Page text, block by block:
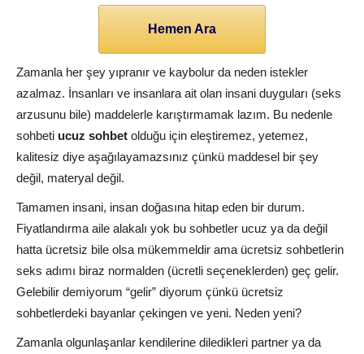
Hemen Ara
Zamanla her şey yıpranır ve kaybolur da neden istekler
azalmaz. İnsanları ve insanlara ait olan insani duyguları (seks
arzusunu bile) maddelerle karıştırmamak lazım. Bu nedenle
sohbeti ucuz sohbet olduğu için eleştiremez, yetemez,
kalitesiz diye aşağılayamazsınız çünkü maddesel bir şey
değil, materyal değil.
Tamamen insani, insan doğasına hitap eden bir durum.
Fiyatlandırma aile alakalı yok bu sohbetler ucuz ya da değil
hatta ücretsiz bile olsa mükemmeldir ama ücretsiz sohbetlerin
seks adımı biraz normalden (ücretli seçeneklerden) geç gelir.
Gelebilir demiyorum “gelir” diyorum çünkü ücretsiz
sohbetlerdeki bayanlar çekingen ve yeni. Neden yeni?
Zamanla olgunlaşanlar kendilerine diledikleri partner ya da